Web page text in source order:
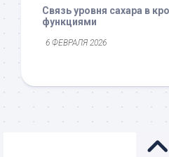
Связь уровня сахара в
функциями
6 ФЕВРАЛЯ 2026